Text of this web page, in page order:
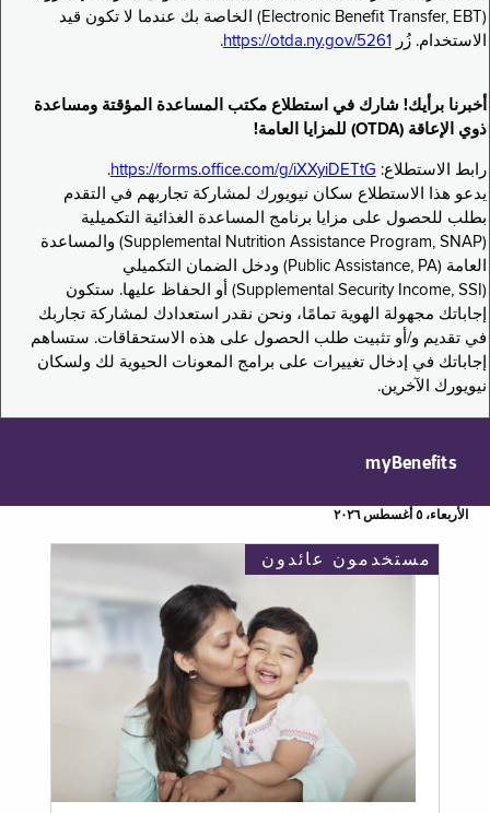
(Electronic Benefit Transfer, EBT) الخاصة بك عندما لا تكون قيد
الاستخدام. زُر
https://otda.ny.gov/5261
.
أخبرنا برأيك! شارك في استطلاع مكتب المساعدة المؤقتة ومساعدة
ذوي الإعاقة (OTDA) للمزايا العامة!
رابط الاستطلاع: https://forms.office.com/g/iXXyiDETtG
.
يدعو هذا الاستطلاع سكان نيويورك لمشاركة تجاربهم في التقدم
بطلب للحصول على مزايا برنامج المساعدة الغذائية التكميلية
(Supplemental Nutrition Assistance Program, SNAP) والمساعدة
العامة (Public Assistance, PA) ودخل الضمان التكميلي
(Supplemental Security Income, SSI) أو الحفاظ عليها. ستكون
إجاباتك مجهولة الهوية تمامًا، ونحن نقدر استعدادك لمشاركة تجاربك
في تقديم و/أو تثبيت طلب الحصول على هذه الاستحقاقات. ستساهم
إجاباتك في إدخال تغييرات على برامج المعونات الحيوية لك ولسكان
نيويورك الآخرين.
myBenefits
الأربعاء، ٥ أغسطس ٢٠٢٦
مستخدمون عائدون